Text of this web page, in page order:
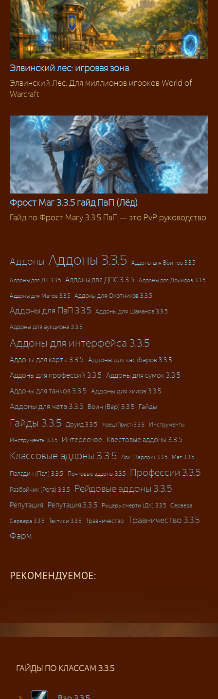
Элвиннский лес
Элвинский лес: игровая зона
Элвинский Лес. Для миллионов игроков World of
Warcraft
Гайды
Фрост Маг 3.3.5 гайд ПвП (Лёд)
Гайд по Фрост Магу 3.3.5 ПвП — это PvP руководство
Аддоны Аддоны 3.3.5 Аддоны для Воинов 3.3.5
Аддоны для ДК 3.3.5 Аддоны для ДПС 3.3.5 Аддоны для Друидов 3.3.5
Аддоны для Магов 3.3.5 Аддоны для Охотников 3.3.5
Аддоны для ПвП 3.3.5 Аддоны для Шаманов 3.3.5
Аддоны для аукциона 3.3.5
Аддоны для интерфейса 3.3.5
Аддоны для карты 3.3.5 Аддоны для кастбаров 3.3.5
Аддоны для профессий 3.3.5 Аддоны для сумок 3.3.5
Аддоны для танков 3.3.5 Аддоны для хилов 3.3.5
Аддоны для чата 3.3.5 Воин (Вар) 3.3.5 Гайды
Гайды 3.3.5 Друид 3.3.5 Жрец (Прист) 3.3.5 Инструменты
Инструменты 3.3.5 Интересное Квестовые аддоны 3.3.5
Классовые аддоны 3.3.5 Лок (Варлок) 3.3.5 Маг 3.3.5
Паладин (Пал) 3.3.5 Почтовые аддоны 3.3.5 Профессии 3.3.5
Разбойник (Рога) 3.3.5 Рейдовые аддоны 3.3.5
Репутация Репутация 3.3.5 Рыцарь смерти (ДК) 3.3.5 Сервера
Сервера 3.3.5 Тактики 3.3.5 Травничество Травничество 3.3.5
Фарм
РЕКОМЕНДУЕМОЕ:
ГАЙДЫ ПО КЛАССАМ 3.3.5